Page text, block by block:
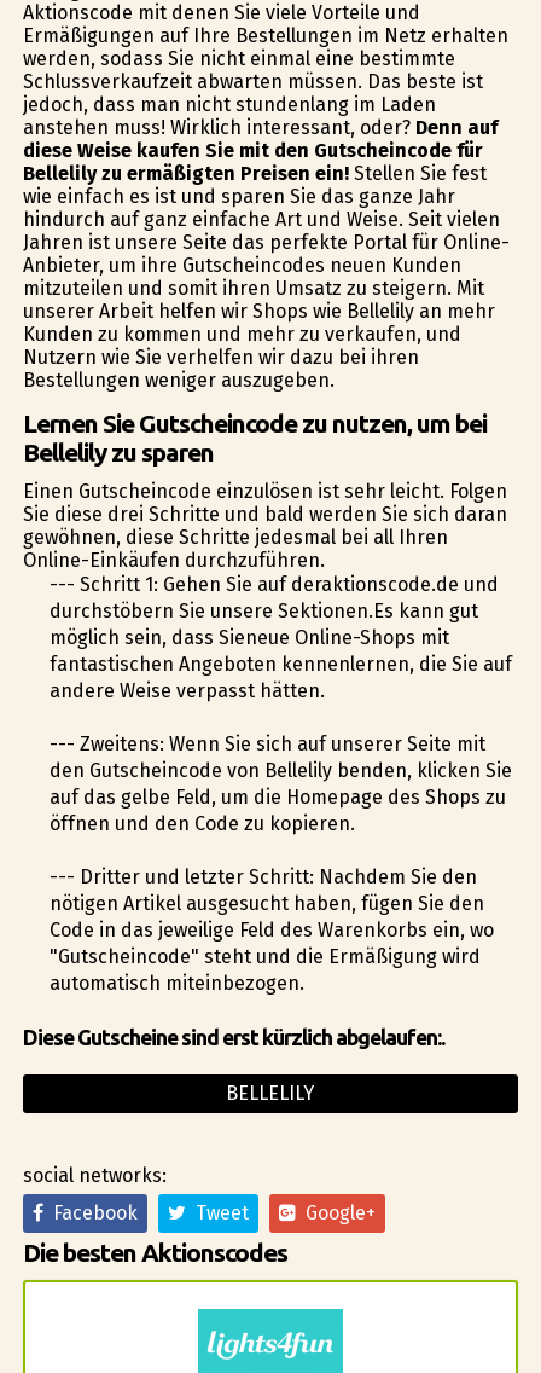
Aktionscode mit denen Sie viele Vorteile und
Ermäßigungen auf Ihre Bestellungen im Netz erhalten
werden, sodass Sie nicht einmal eine bestimmte
Schlussverkaufzeit abwarten müssen. Das beste ist
jedoch, dass man nicht stundenlang im Laden
anstehen muss! Wirklich interessant, oder? Denn auf
diese Weise kaufen Sie mit den Gutscheincode für
Bellelily zu ermäßigten Preisen ein!Stellen Sie fest
wie einfach es ist und sparen Sie das ganze Jahr
hindurch auf ganz einfache Art und Weise. Seit vielen
Jahren ist unsere Seite das perfekte Portal für Online-
Anbieter, um ihre Gutscheincodes neuen Kunden
mitzuteilen und somit ihren Umsatz zu steigern. Mit
unserer Arbeit helfen wir Shops wie Bellelily an mehr
Kunden zu kommen und mehr zu verkaufen, und
Nutzern wie Sie verhelfen wir dazu bei ihren
Bestellungen weniger auszugeben.
Lernen Sie Gutscheincode zu nutzen, um bei
Bellelily zu sparen
Einen Gutscheincode einzulösen ist sehr leicht. Folgen
Sie diese drei Schritte und bald werden Sie sich daran
gewöhnen, diese Schritte jedesmal bei all Ihren
Online-Einkäufen durchzuführen.
--- Schritt 1: Gehen Sie auf deraktionscode.de und
durchstöbern Sie unsere Sektionen.Es kann gut
möglich sein, dass Sieneue Online-Shops mit
fantastischen Angeboten kennenlernen, die Sie auf
andere Weise verpasst hätten.
--- Zweitens: Wenn Sie sich auf unserer Seite mit
den Gutscheincode von Bellelily befinden, klicken Sie
auf das gelbe Feld, um die Homepage des Shops zu
öffnen und den Code zu kopieren.
--- Dritter und letzter Schritt: Nachdem Sie den
nötigen Artikel ausgesucht haben, fügen Sie den
Code in das jeweilige Feld des Warenkorbs ein, wo
"Gutscheincode" steht und die Ermäßigung wird
automatisch miteinbezogen.
Diese Gutscheine sind erst kürzlich abgelaufen:.
BELLELILY
social networks:
Facebook
Tweet Google+
Die besten Aktionscodes